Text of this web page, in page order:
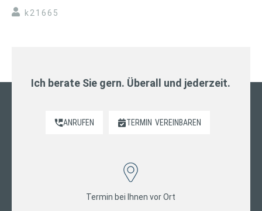
k21665
Ich berate Sie gern. Überall und jederzeit.
ANRUFEN TERMIN VEREINBAREN
Termin bei Ihnen vor Ort